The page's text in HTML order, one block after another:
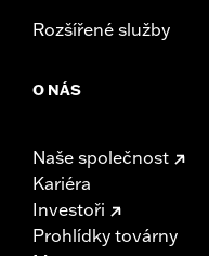
Rozšířené služby
O NÁS
Naše společnost
Kariéra
Investoři
Prohlídky továrny